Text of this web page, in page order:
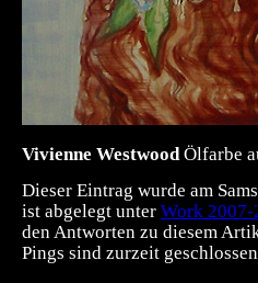
Vivienne WestwoodÖlfarbe
Dieser Eintrag wurde am
ist abgelegt unter Work 2007-
den Antworten zu diesem
Pings sind zurzeit